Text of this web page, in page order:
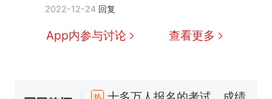
2022-12-24 回复
App内参与讨论 查看更多
全部作废，公平么？